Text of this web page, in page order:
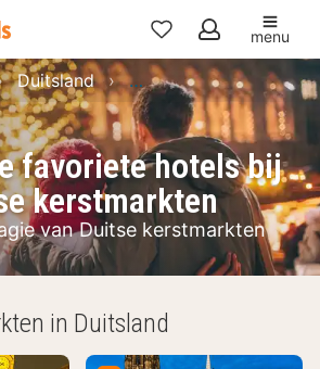
Mijn
favorieten
menu
favoriete hotels bij
kerstmarkten
van Duitse kerstmarkten
Duitsland Ontdek de favoriete
in Duitsland